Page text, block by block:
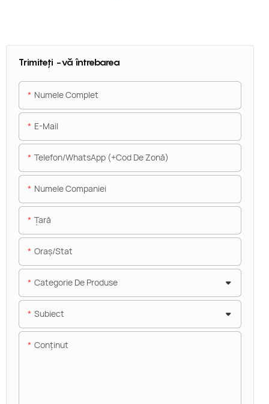
Trimiteți -vă întrebarea
Numele Complet
E-Mail
Telefon/WhatsApp (+Cod De Zonă)
Numele Companiei
Ţară
Oraș/stat
Categorie De Produse
Subiect
Conţinut